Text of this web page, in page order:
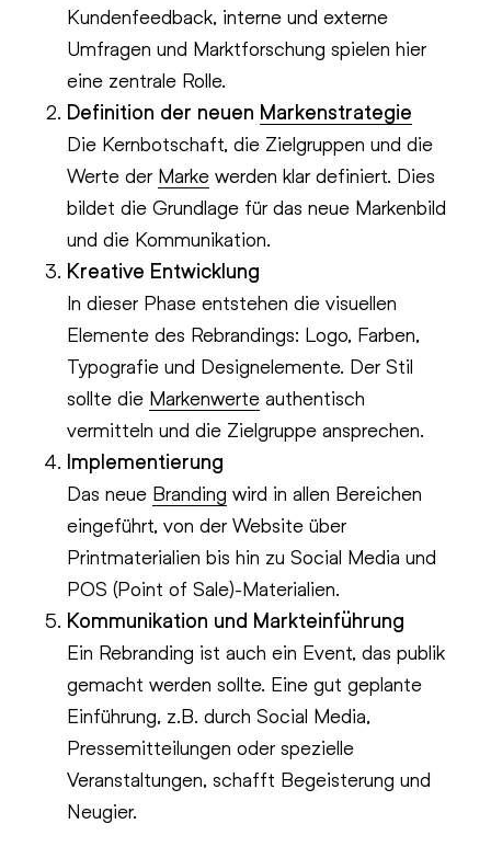
Kundenfeedback, interne und externe
Umfragen und Marktforschung spielen hier
eine zentrale Rolle.
Definition der neuen Markenstrategie
Die Kernbotschaft, die Zielgruppen und die
Werte der Marke werden klar definiert. Dies
bildet die Grundlage für das neue Markenbild
und die Kommunikation.
Kreative Entwicklung
In dieser Phase entstehen die visuellen
Elemente des Rebrandings: Logo, Farben,
Typografie und Designelemente. Der Stil
sollte die Markenwerte authentisch
vermitteln und die Zielgruppe ansprechen.
Implementierung
Das neue Branding wird in allen Bereichen
eingeführt, von der Website über
Printmaterialien bis hin zu Social Media und
POS (Point of Sale)-Materialien.
Kommunikation und Markteinführung
Ein Rebranding ist auch ein Event, das publik
gemacht werden sollte. Eine gut geplante
Einführung, z.B. durch Social Media,
Pressemitteilungen oder spezielle
Veranstaltungen, schafft Begeisterung und
Neugier.